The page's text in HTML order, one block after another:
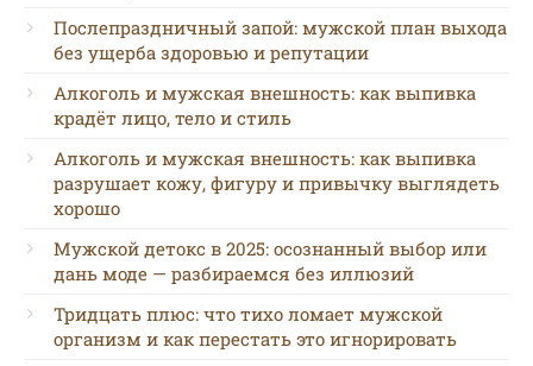
Послепраздничный запой: мужской план выхода
без ущерба здоровью и репутации
Алкоголь и мужская внешность: как выпивка
крадёт лицо, тело и стиль
Алкоголь и мужская внешность: как выпивка
разрушает кожу, фигуру и привычку выглядеть
хорошо
Мужской детокс в 2025: осознанный выбор или
дань моде — разбираемся без иллюзий
Тридцать плюс: что тихо ломает мужской
организм и как перестать это игнорировать